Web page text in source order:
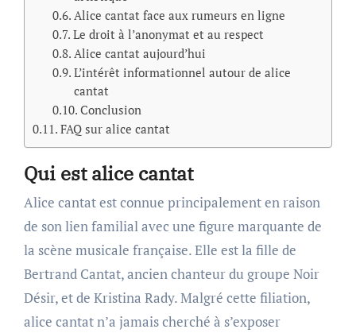
Alice cantat face aux rumeurs en ligne
Le droit à l’anonymat et au respect
Alice cantat aujourd’hui
L’intérêt informationnel autour de alice
cantat
Conclusion
FAQ sur alice cantat
Qui est alice cantat
Alice cantat est connue principalement en raison
de son lien familial avec une figure marquante de
la scène musicale française. Elle est la fille de
Bertrand Cantat, ancien chanteur du groupe Noir
Désir, et de Kristina Rady. Malgré cette filiation,
alice cantat n’a jamais cherché à s’exposer